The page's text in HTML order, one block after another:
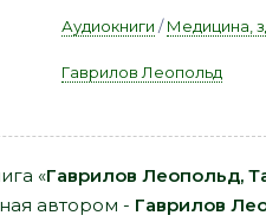
Аудиокниги /Медицина,
Гаврилов Леопольд
«Гаврилов Леопольд,
автором - Гаврилов